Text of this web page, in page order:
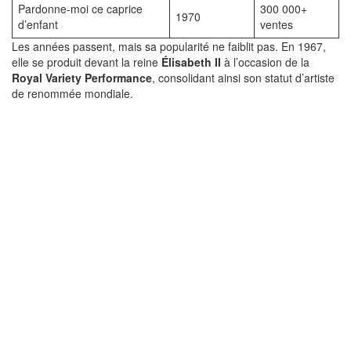
Pardonne-moi ce caprice
d’enfant
1970
300 000+
ventes
Les années passent, mais sa popularité ne faiblit pas. En 1967,
elle se produit devant la reine Élisabeth II à l’occasion de la
Royal Variety Performance, consolidant ainsi son statut d’artiste
de renommée mondiale.